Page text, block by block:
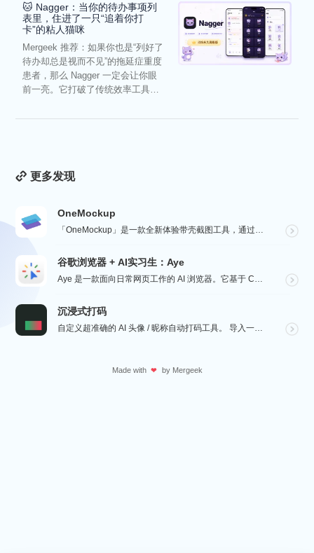
🐱 Nagger：当你的待办事项列
表里，住进了一只“追着你打
卡”的粘人猫咪
Mergeek 推荐：如果你也是“列好了
待办却总是视而不见”的拖延症重度
患者，那么 Nagger 一定会让你眼
前一亮。它打破了传统效率工具冰
更多发现
OneMockup
「OneMockup」是一款全新体验带壳截图工具，通过导入个人照片和丰富的设备模型，用户可以轻松创建...
谷歌浏览器 + AI实习生：Aye
Aye 是一款面向日常网页工作的 AI 浏览器。它基于 Chromium 构建，保留接近谷歌浏览器的...
沉浸式打码
自定义超准确的 AI 头像 / 昵称自动打码工具。 导入一张微信聊天截图，或者抖音/小红书/微博评论...
Made with ❤ by Mergeek